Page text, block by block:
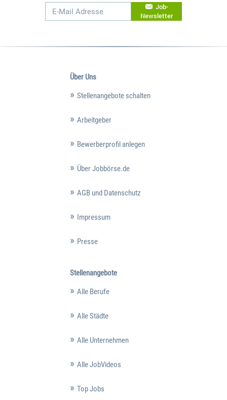
Job-
Newsletter
Über Uns
Stellenangebote schalten
Arbeitgeber
Bewerberprofil anlegen
Über Jobbörse.de
AGB und Datenschutz
Impressum
Presse
Stellenangebote
Alle Berufe
Alle Städte
Alle Unternehmen
Alle JobVideos
Top Jobs